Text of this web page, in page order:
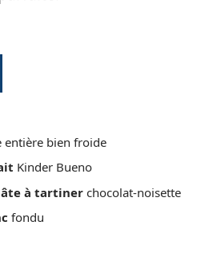
entière bien froide
Kinder Bueno
à tartinerchocolat-noisette
fondu